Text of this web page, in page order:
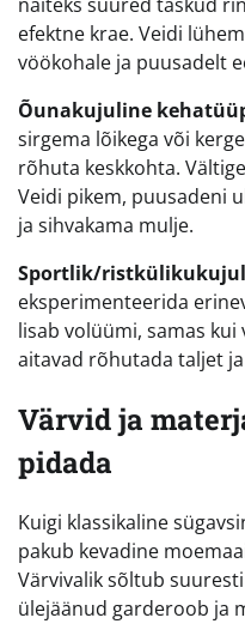
näiteks suured taskud
efektne krae. Veidi
vöökohale ja puusadelt
Õunakujuline
sirgema lõikega või
rõhuta keskkohta.
Veidi pikem, puusadeni
ja sihvakama mulje.
Sportlik/
eksperimenteerida
lisab volüümi, samas
aitavad rõhutada taljet
Värvid ja
pidada
Kuigi klassikaline
pakub kevadine
Värvivalik sõltub
ülejäänud garderoob ja